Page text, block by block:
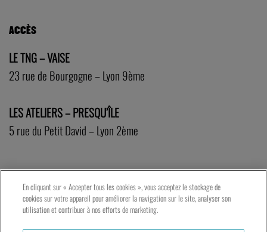
ACCÈS
LE TNG – VAISE
23 rue de Bourgogne – Lyon 9ème
LES ATELIERS – PRESQU’ÎLE
5 rue du Petit David – Lyon 2ème
En cliquant sur « Accepter tous les cookies », vous acceptez le stockage de
cookies sur votre appareil pour améliorer la navigation sur le site, analyser son
utilisation et contribuer à nos efforts de marketing.